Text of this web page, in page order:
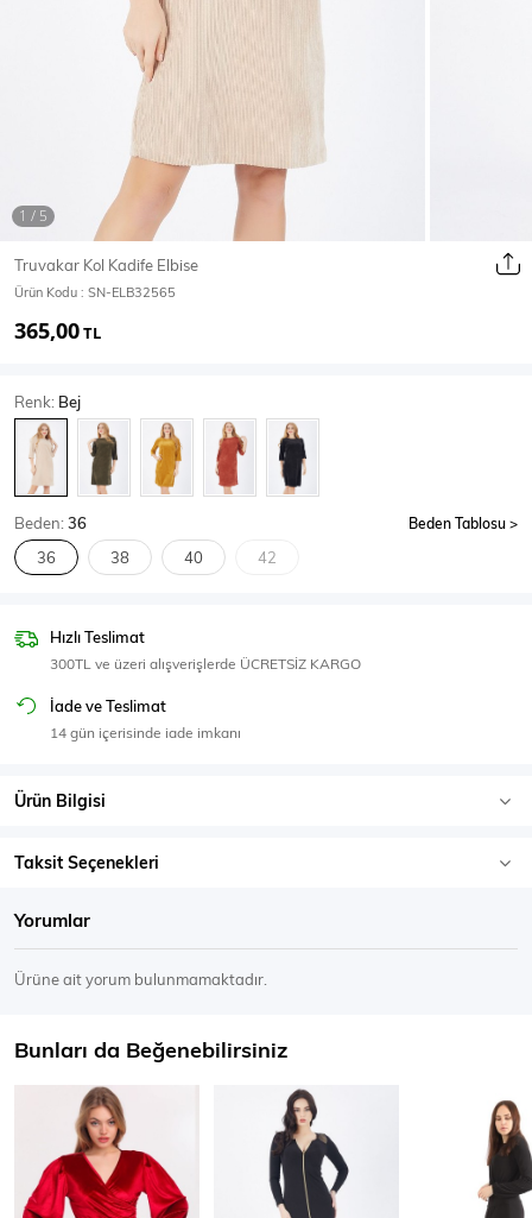
Mont & Kaban
T-Shirt
Body Atlet Crop & Büstiyer
SPOR GİYİM
Eşofman Üstü
Truvakar Kol Kadife Elbise
Ürün Kodu : SN-ELB32565
365,00TL
Renk: Bej
Beden:36 Beden Tablosu
36 38 40 42
Hızlı Teslimat
300TL ve üzeri alışverişlerde ÜCRETSİZ KARGO
İade ve Teslimat
14 gün içerisinde iade imkanı
Ürün Bilgisi
Taksit Seçenekleri
Yorumlar
Ürüne ait yorum bulunmamaktadır.
Bunları da Beğenebilirsiniz